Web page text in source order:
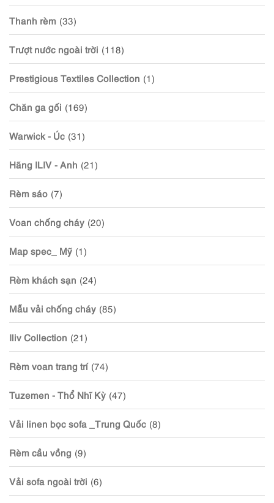
Thanh rèm (33)
Trượt nước ngoài trời (118)
Prestigious Textiles Collection (1)
Chăn ga gối (169)
Warwick - Úc (31)
Hãng ILIV - Anh (21)
Rèm sáo (7)
Voan chống cháy (20)
Map spec_ Mỹ (1)
Rèm khách sạn (24)
Mẫu vải chống cháy (85)
Iliv Collection (21)
Rèm voan trang trí (74)
Tuzemen - Thổ Nhĩ Kỳ (47)
Vải linen bọc sofa _Trung Quốc (8)
Rèm cầu vồng (9)
Vải sofa ngoài trời (6)